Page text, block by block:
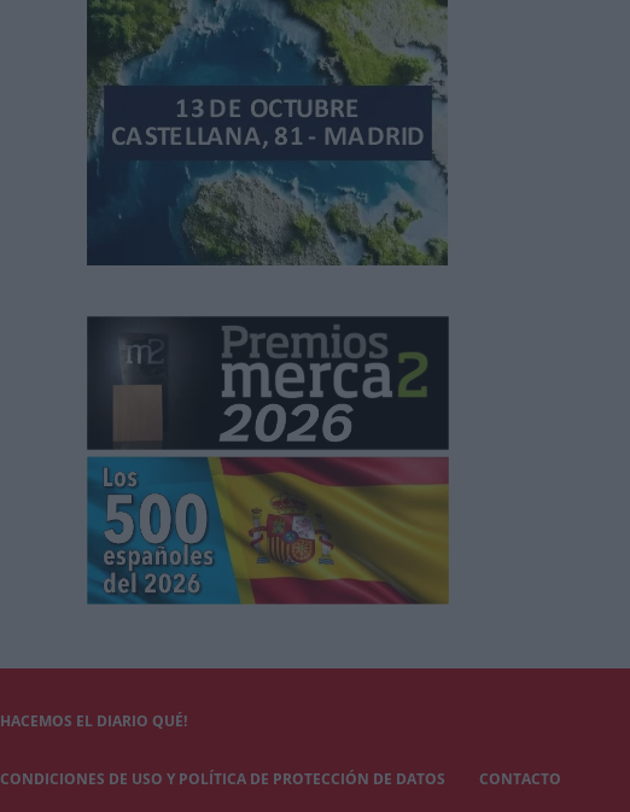
HACEMOS EL DIARIO QUÉ!
CONDICIONES DE USO Y POLÍTICA DE PROTECCIÓN DE DATOS CONTACTO